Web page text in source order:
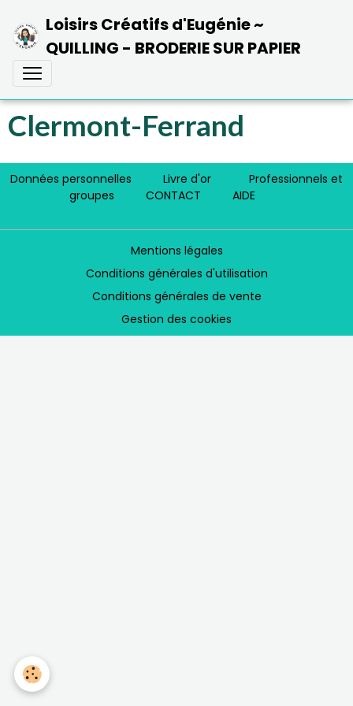
Loisirs Créatifs d'Eugénie ~
QUILLING - BRODERIE SUR PAPIER
Clermont-Ferrand
Données personnelles Livre d'or
Professionnels et
groupes
CONTACT AIDE
Mentions légales
Conditions générales d'utilisation
Conditions générales de vente
Gestion des cookies